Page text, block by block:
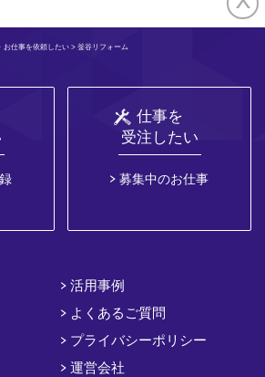
お仕事を依頼したい> 釡谷リフォーム
仕事を
受注したい
募集中のお仕事
活用事例
よくあるご質問
プライバシーポリシー
運営会社